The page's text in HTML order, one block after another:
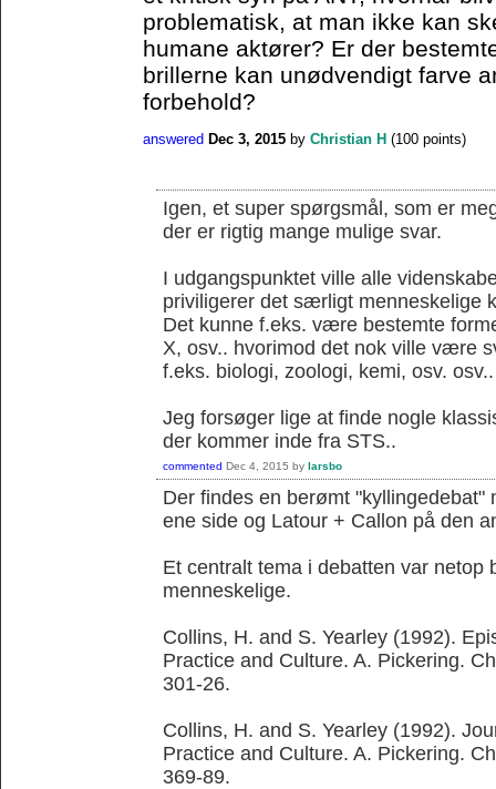
problematisk, at man ikke kan
humane aktører? Er der
brillerne kan unødvendigt farve
forbehold?
answered Dec 3, 2015 by Christian H (100 points)
Igen, et super spørgsmål, som er
der er rigtig mange mulige svar.
I udgangspunktet ville alle
priviligerer det særligt menneskelige
Det kunne f.eks. være bestemte
X, osv.. hvorimod det nok ville være
f.eks. biologi, zoologi, kemi, osv. osv..
Jeg forsøger lige at finde nogle
der kommer inde fra STS..
commented Dec 4, 2015 by larsbo
Der findes en berømt "kyllingedebat"
ene side og Latour + Callon på den
Et centralt tema i debatten var netop
menneskelige.
Collins, H. and S. Yearley (1992).
Practice and Culture. A. Pickering.
301-26.
Collins, H. and S. Yearley (1992).
Practice and Culture. A. Pickering.
369-89.